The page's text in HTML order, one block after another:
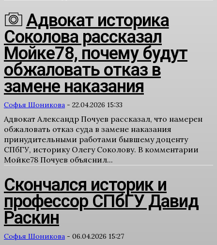
Адвокат историка
Соколова рассказал
Мойке78, почему будут
обжаловать отказ в
замене наказания
Софья Шоникова - 22.04.2026 15:33
Адвокат Александр Почуев рассказал, что намерен
обжаловать отказ суда в замене наказания
принудительными работами бывшему доценту
СПбГУ, историку Олегу Соколову. В комментарии
Мойке78 Почуев объяснил...
Скончался историк и
профессор СПбГУ Давид
Раскин
Софья Шоникова - 06.04.2026 15:27